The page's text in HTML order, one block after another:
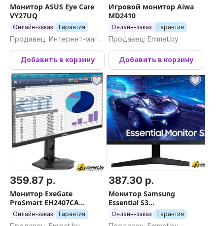
Монитор ASUS Eye Care
VY27UQ
Онлайн-заказ Гарантия
Продавец: Интернет-магаз
ин Newton.by
Добавить в корзину
Игровой монитор Aiwa
MD2410
Онлайн-заказ Гарантия
Продавец: Emmet.by
Добавить в корзину
359.87 р.
Монитор ExeGate
ProSmart EH2407CA
EX299034RUS
Онлайн-заказ Гарантия
387.30 р.
Монитор Samsung
Essential S3
LS24F330EAIXCI
Онлайн-заказ Гарантия